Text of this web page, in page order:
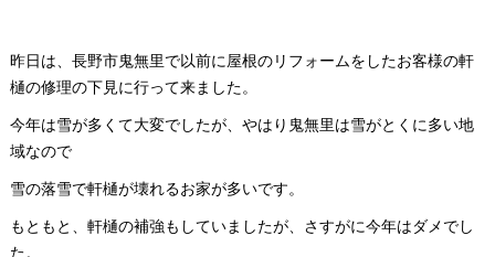
昨日は、長野市鬼無里で以前に屋根のリフォームをしたお客様の軒
樋の修理の下見に行って来ました。
今年は雪が多くて大変でしたが、やはり鬼無里は雪がとくに多い地
域なので
雪の落雪で軒樋が壊れるお家が多いです。
もともと、軒樋の補強もしていましたが、さすがに今年はダメでし